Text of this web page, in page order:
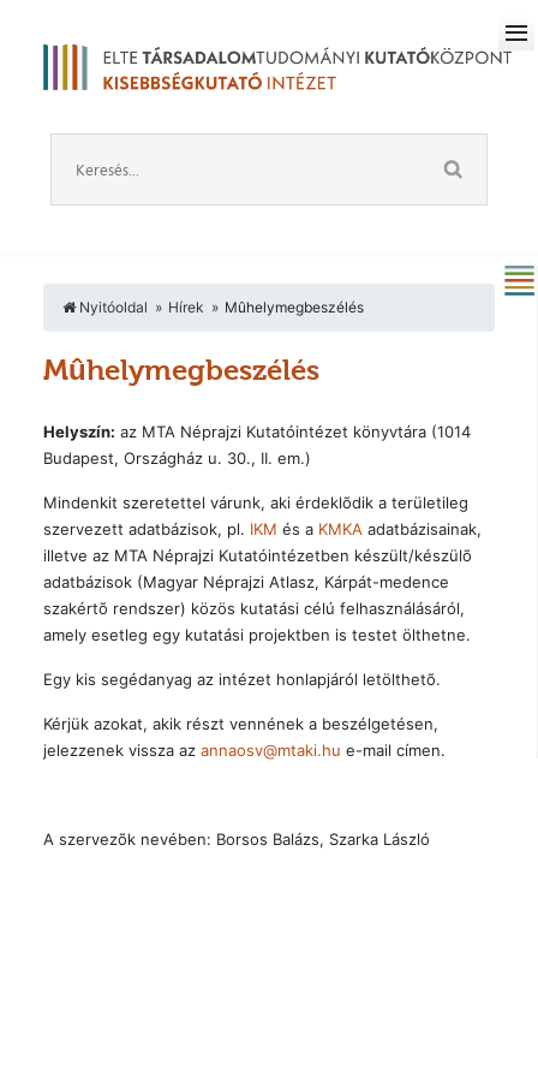
Nyitóoldal Hírek Mûhelymegbeszélés
Mûhelymegbeszélés
Helyszín: az MTA Néprajzi Kutatóintézet könyvtára (1014
Budapest, Országház u. 30., II. em.)
Mindenkit szeretettel várunk, aki érdeklõdik a területileg
szervezett adatbázisok, pl. IKM és a KMKA adatbázisainak,
illetve az MTA Néprajzi Kutatóintézetben készült/készülõ
adatbázisok (Magyar Néprajzi Atlasz, Kárpát-medence
szakértõ rendszer) közös kutatási célú felhasználásáról,
amely esetleg egy kutatási projektben is testet ölthetne.
Egy kis segédanyag az intézet honlapjáról letölthetõ.
Kérjük azokat, akik részt vennének a beszélgetésen,
jelezzenek vissza az annaosv@mtaki.hu e-mail címen.
A szervezõk nevében: Borsos Balázs, Szarka László